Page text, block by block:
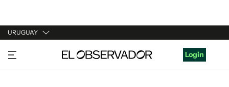
URUGUAY
URUGUAY
ARGENTINA
Login